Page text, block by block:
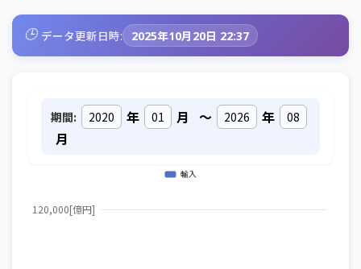
🕒 データ更新日時: 2025年10月20日 22:37
期間: 年 月 ～
年
月